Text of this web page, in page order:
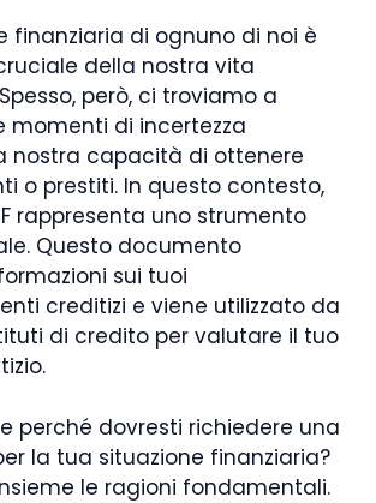
finanziaria di ognuno di noi è
della nostra vita
però, ci troviamo a
momenti di incertezza
nostra capacità di ottenere
o prestiti. In questo contesto,
rappresenta uno strumento
Questo documento
sui tuoi
creditizi e viene utilizzato da
di credito per valutare il tuo
perché dovresti richiedere una
la tua situazione finanziaria?
le ragioni fondamentali.